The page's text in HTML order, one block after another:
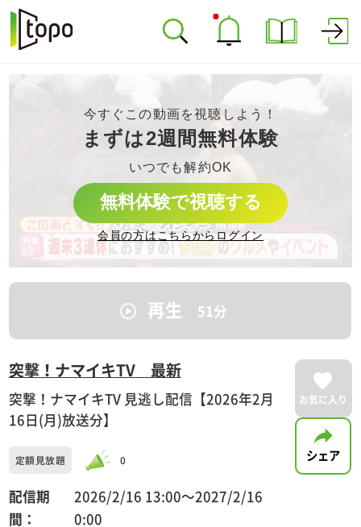
今すぐこの動画を視聴しよう！
まずは2週間無料体験
いつでも解約OK
無料体験で視聴する
会員の方はこちらからログイン
再生 51 分
突撃！ナマイキTV 最新
突撃！ナマイキTV 見逃し配信【2026年2月
16日(月)放送分】
定額見放題 0
配信期
間：
2026/2/16 13:00〜2027/2/16
0:00
お気に入り
シェア